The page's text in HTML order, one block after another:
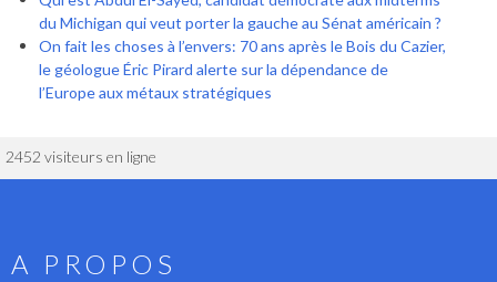
du Michigan qui veut porter la gauche au Sénat américain ?
On fait les choses à l’envers: 70 ans après le Bois du Cazier,
le géologue Éric Pirard alerte sur la dépendance de
l’Europe aux métaux stratégiques
2452 visiteurs en ligne
A PROPOS